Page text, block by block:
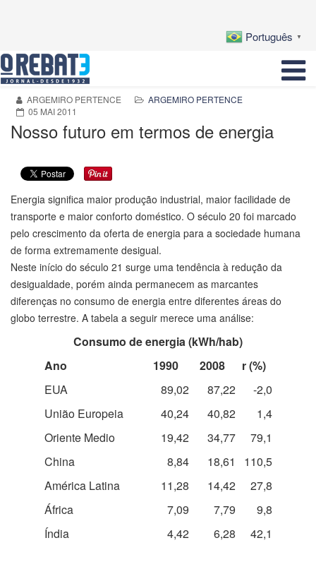
Português ▼
ARGEMIRO PERTENCE
ARGEMIRO PERTENCE
05 MAI 2011
Nosso futuro em termos de energia
Energia significa maior produção industrial, maior facilidade de
transporte e maior conforto doméstico. O século 20 foi marcado
pelo crescimento da oferta de energia para a sociedade humana
de forma extremamente desigual.
Neste início do século 21 surge uma tendência à redução da
desigualdade, porém ainda permanecem as marcantes
diferenças no consumo de energia entre diferentes áreas do
globo terrestre. A tabela a seguir merece uma análise:
Consumo de energia (kWh/hab)
Ano
1990 2008 r(%)
EUA
89,02 87,22
-2,0
União Europeia
40,24 40,82
1,4
Oriente Medio
19,42 34,77
79,1
China
8,84 18,61
110,5
América Latina
11,28 14,42
27,8
África
7,09 7,79
9,8
Índia
4,42 6,28 42,1